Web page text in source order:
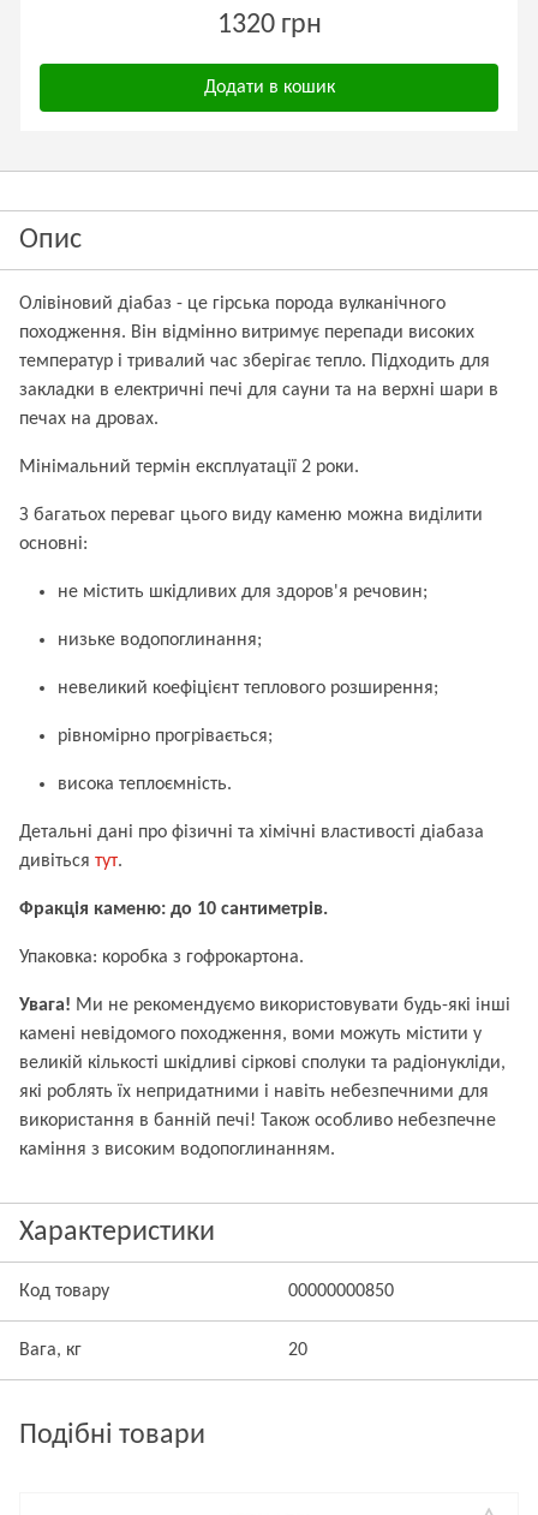
1320 грн
Додати в кошик
Опис
Олівіновий діабаз - це гірська порода вулканічного
походження. Він відмінно витримує перепади високих
температур і тривалий час зберігає тепло. Підходить для
закладки в електричні печі для сауни та на верхні шари в
печах на дровах.
Мінімальний термін експлуатації 2 роки.
З багатьох переваг цього виду каменю можна виділити
основні:
не містить шкідливих для здоров'я речовин;
низьке водопоглинання;
невеликий коефіцієнт теплового розширення;
рівномірно прогрівається;
висока теплоємність.
Детальні дані про фізичні та хімічні властивості діабаза
дивіться тут.
Фракція каменю: до 10 сантиметрів.
Упаковка: коробка з гофрокартона.
Увага! Ми не рекомендуємо використовувати будь-які інші
камені невідомого походження, воми можуть містити у
великій кількості шкідливі сіркові сполуки та радіонукліди,
які роблять їх непридатними і навіть небезпечними для
використання в банній печі! Також особливо небезпечне
каміння з високим водопоглинанням.
Характеристики
Код товару 00000000850
Вага, кг 20
Подібні товари